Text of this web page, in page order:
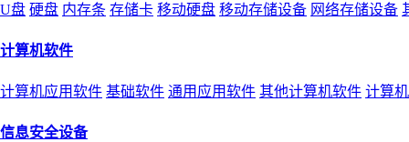
U盘 硬盘 内存条 存储卡 移动硬盘 移动存储设备 网络存储设备
计算机软件
计算机应用软件 基础软件 通用应用软件 其他计算机软件 计算
信息安全设备